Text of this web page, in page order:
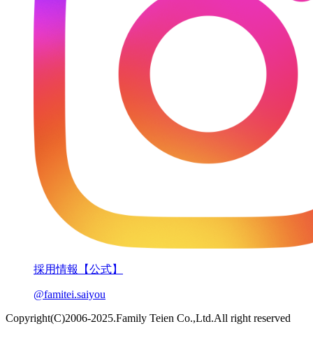
採用情報【公式】
@famitei.saiyou
Copyright(C)2006-2025.Family Teien Co.,Ltd.All right reserved